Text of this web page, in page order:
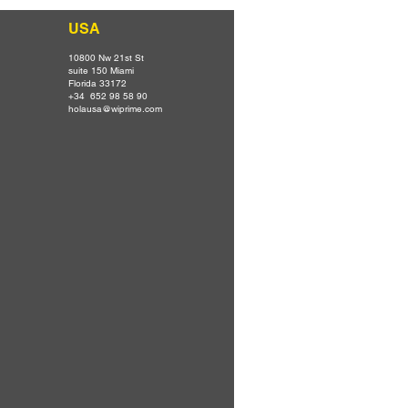
USA
10800 Nw 21st St
suite 150 Miami
Florida 33172
+34 652 98 58 90
holausa@wiprime.com